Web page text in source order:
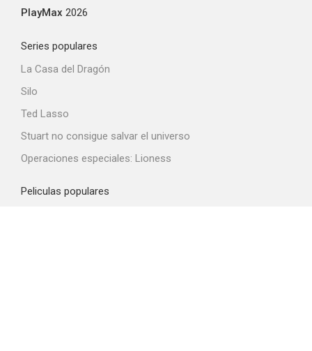
PlayMax 2026
Series populares
La Casa del Dragón
Silo
Ted Lasso
Stuart no consigue salvar el universo
Operaciones especiales: Lioness
Peliculas populares